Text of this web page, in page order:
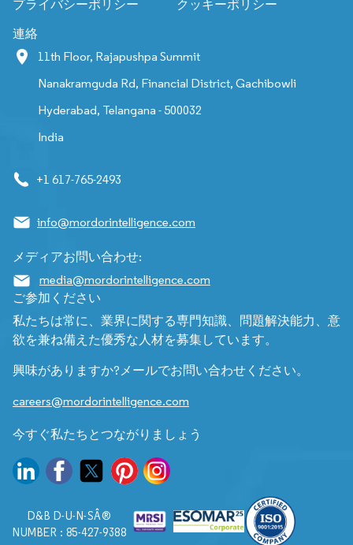
プライバシーポリシー クッキーポリシー
連絡
11th Floor, Rajapushpa Summit
Nanakramguda Rd, Financial District, Gachibowli
Hyderabad, Telangana - 500032
India
+1 617-765-2493
info@mordorintelligence.com
メディアお問い合わせ:
media@mordorintelligence.com
ご参加ください
私たちは常に、業界に関する専門知識、問題解決能力、意
欲を兼ね備えた優秀な人材を募集しています。
興味がありますか?メールでお問い合わせください。
careers@mordorintelligence.com
今すぐ私たちとつながりましょう
D&B D-U-N-SÂ®
NUMBER : 85-427-9388